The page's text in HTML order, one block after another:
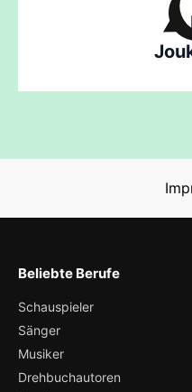
Beliebte Berufe
Schauspieler
Sänger
Musiker
Drehbuchautoren